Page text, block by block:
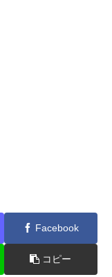
Facebook
コピー